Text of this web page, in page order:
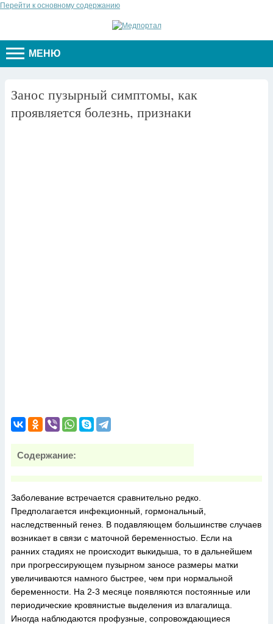
Перейти к основному содержанию
МЕНЮ
Занос пузырный симптомы, как
проявляется болезнь, признаки
Содержание:
Заболевание встречается сравнительно редко.
Предполагается инфекционный, гормональный,
наследственный генез. В подавляющем большинстве случаев
возникает в связи с маточной беременностыо. Если на
ранних стадиях не происходит выкидыша, то в дальнейшем
при прогрессирующем пузырном заносе размеры матки
увеличиваются намного быстрее, чем при нормальной
беременности. На 2-3 месяце появляются постоянные или
периодические кровянистые выделения из влагалища.
Иногда наблюдаются профузные, сопровождающиеся